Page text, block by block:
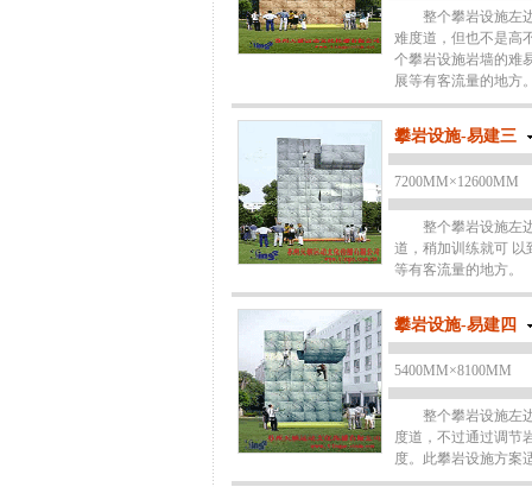
整个攀岩设施左边
难度道，但也不是高
个攀岩设施岩墙的难
展等有客流量的地方
攀岩设施-易建三
7200MM×12600MM
整个攀岩设施左边
道，稍加训练就可 以
等有客流量的地方。
攀岩设施-易建四
5400MM×8100MM
整个攀岩设施左边
度道，不过通过调节
度。此攀岩设施方案